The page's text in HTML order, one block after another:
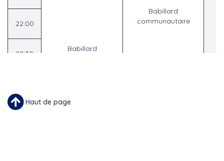
Babillard
communautaire
Babillard
22:00
22:30
Haut de page